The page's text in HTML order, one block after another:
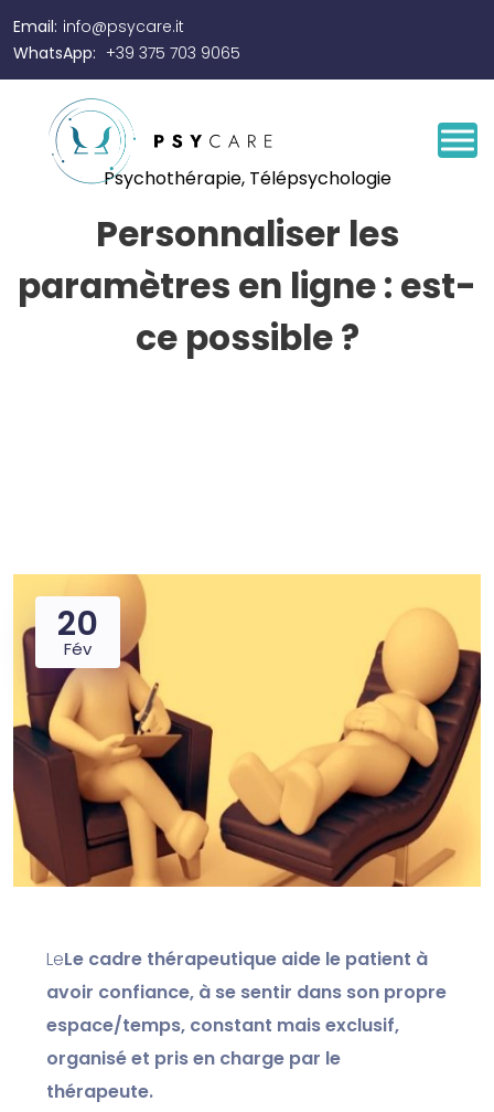
Email: info@psycare.it
WhatsApp: +39 375 703 9065
Psychothérapie, Télépsychologie
Personnaliser les
paramètres en ligne : est-
ce possible ?
20
Fév
LeLe cadre thérapeutique aide le patient à
avoir confiance, à se sentir dans son propre
espace/temps, constant mais exclusif,
organisé et pris en charge par le
thérapeute.